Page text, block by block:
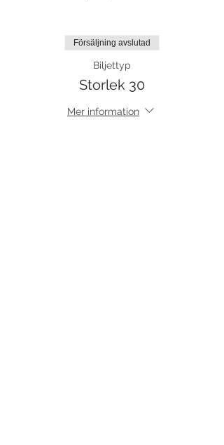
Försäljning avslutad
Biljettyp
Storlek 30
Mer information